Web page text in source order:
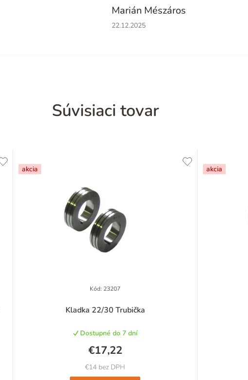
Marián Mészáros
Hodnotenie obchodu je 5 z 5 hviezdičiek.
22.12.2025
Súvisiaci tovar
akcia
Kladka 22/30 Trubička
Dostupné do 7 dní
€14 bez DPH
€17,22
Kód: 23207
akcia